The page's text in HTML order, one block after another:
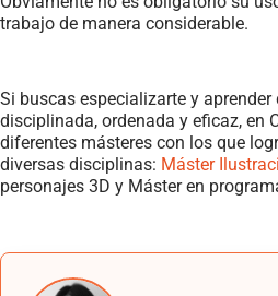
trabajo de manera considerable.
Si buscas especializarte y aprender
disciplinada, ordenada y eficaz, en
diferentes másteres con los que
diversas disciplinas: Máster
personajes 3D y Máster en